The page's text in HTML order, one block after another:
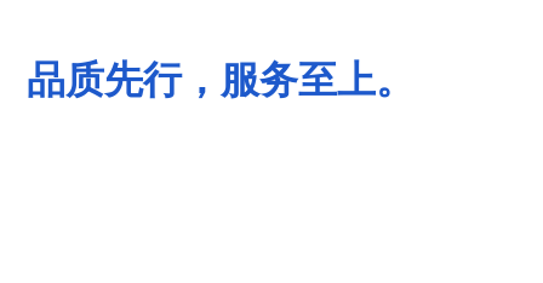
品质先行，服务至上。